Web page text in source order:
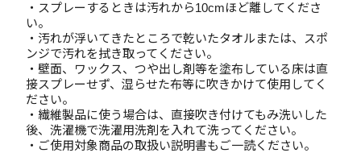
・スプレーするときは汚れから10cmほど離してくださ
い。
・汚れが浮いてきたところで乾いたタオルまたは、スポ
ンジで汚れを拭き取ってください。
・壁面、ワックス、つや出し剤等を塗布している床は直
接スプレーせず、湿らせた布等に吹きかけて使用してく
ださい。
・繊維製品に使う場合は、直接吹き付けてもみ洗いした
後、洗濯機で洗濯用洗剤を入れて洗ってください。
・ご使用対象商品の取扱い説明書もご一読ください。